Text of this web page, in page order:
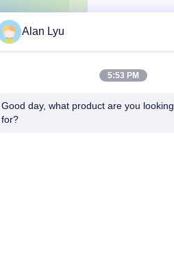
Alan Lyu
5:53 PM
Good day, what product are you looking
for?